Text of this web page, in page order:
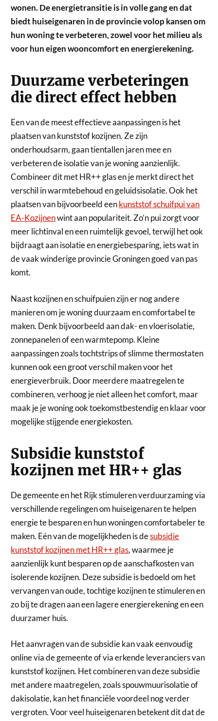
wonen. De energietransitie is in volle gang en dat
biedt huiseigenaren in de provincie volop kansen om
hun woning te verbeteren, zowel voor het milieu als
voor hun eigen wooncomfort en energierekening.
Duurzame verbeteringen
die direct effect hebben
Een van de meest effectieve aanpassingen is het
plaatsen van kunststof kozijnen. Ze zijn
onderhoudsarm, gaan tientallen jaren mee en
verbeteren de isolatie van je woning aanzienlijk.
Combineer dit met HR++ glas en je merkt direct het
verschil in warmtebehoud en geluidsisolatie. Ook het
plaatsen van bijvoorbeeld eenkunststof schuifpui van
EA-Kozijnenwint aan populariteit. Zo’n pui zorgt voor
meer lichtinval en een ruimtelijk gevoel, terwijl het ook
bijdraagt aan isolatie en energiebesparing, iets wat in
de vaak winderige provincie Groningen goed van pas
komt.
Naast kozijnen en schuifpuien zijn er nog andere
manieren om je woning duurzaam en comfortabel te
maken. Denk bijvoorbeeld aan dak- en vloerisolatie,
zonnepanelen of een warmtepomp. Kleine
aanpassingen zoals tochtstrips of slimme thermostaten
kunnen ook een groot verschil maken voor het
energieverbruik. Door meerdere maatregelen te
combineren, verhoog je niet alleen het comfort, maar
maak je je woning ook toekomstbestendig en klaar voor
mogelijke stijgende energiekosten.
Subsidie kunststof
kozijnen met HR++ glas
De gemeente en het Rijk stimuleren verduurzaming via
verschillende regelingen om huiseigenaren te helpen
energie te besparen en hun woningen comfortabeler te
maken. Eén van de mogelijkheden is desubsidie
kunststof kozijnen met HR++ glas, waarmee je
aanzienlijk kunt besparen op de aanschafkosten van
isolerende kozijnen. Deze subsidie is bedoeld om het
vervangen van oude, tochtige kozijnen te stimuleren en
zo bij te dragen aan een lagere energierekening en een
duurzamer huis.
Het aanvragen van de subsidie kan vaak eenvoudig
online via de gemeente of via erkende leveranciers van
kunststof kozijnen. Het combineren van deze subsidie
met andere maatregelen, zoals spouwmuurisolatie of
dakisolatie, kan het financiële voordeel nog verder
vergroten. Voor veel huiseigenaren betekent dit dat de